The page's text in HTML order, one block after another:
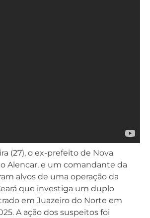
(27), o ex-prefeito de Nova
Alencar, e um comandante da
alvos de uma operação da
que investiga um duplo
em Juazeiro do Norte em
A ação dos suspeitos foi